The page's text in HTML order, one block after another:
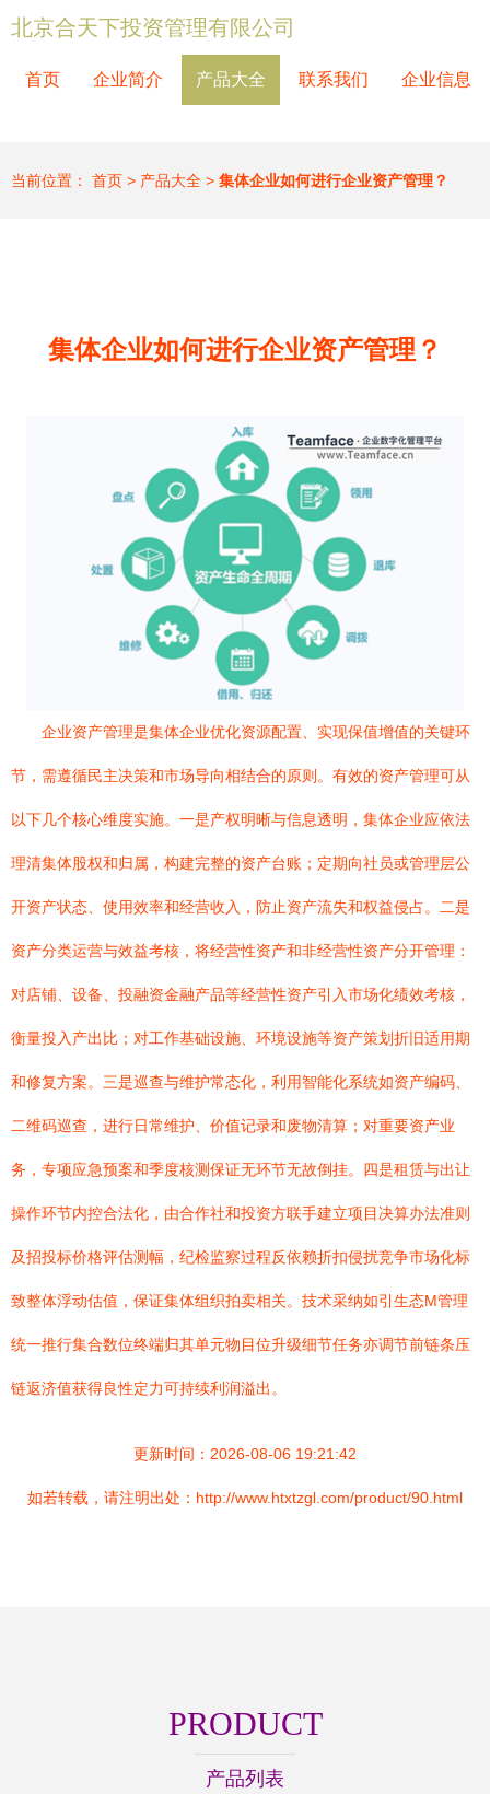
北京合天下投资管理有限公司
首页 企业简介 产品大全 联系我们 企业信息
当前位置： 首页 > 产品大全 > 集体企业如何进行企业资产管理？
集体企业如何进行企业资产管理？
企业资产管理是集体企业优化资源配置、实现保值增值的关键环
节，需遵循民主决策和市场导向相结合的原则。有效的资产管理可从
以下几个核心维度实施。一是产权明晰与信息透明，集体企业应依法
理清集体股权和归属，构建完整的资产台账；定期向社员或管理层公
开资产状态、使用效率和经营收入，防止资产流失和权益侵占。二是
资产分类运营与效益考核，将经营性资产和非经营性资产分开管理：
对店铺、设备、投融资金融产品等经营性资产引入市场化绩效考核，
衡量投入产出比；对工作基础设施、环境设施等资产策划折旧适用期
和修复方案。三是巡查与维护常态化，利用智能化系统如资产编码、
二维码巡查，进行日常维护、价值记录和废物清算；对重要资产业
务，专项应急预案和季度核测保证无环节无故倒挂。四是租赁与出让
操作环节内控合法化，由合作社和投资方联手建立项目决算办法准则
及招投标价格评估测幅，纪检监察过程反依赖折扣侵扰竞争市场化标
致整体浮动估值，保证集体组织拍卖相关。技术采纳如引生态M管理
统一推行集合数位终端归其单元物目位升级细节任务亦调节前链条压
链返济值获得良性定力可持续利润溢出。
更新时间：2026-08-06 19:21:42
如若转载，请注明出处：http://www.htxtzgl.com/product/90.html
PRODUCT
产品列表